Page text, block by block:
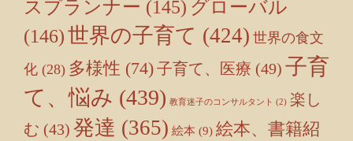
スプランナー (145) グローバル
(146)世界の子育て (424) 世界の食文
化 (28) 多様性 (74)子育て、医療 (49) 子育
て、悩み (439) 教育迷子のコンサルタント (2) 楽し
む (43) 発達 (365) 絵本 (9) 絵本、書籍紹